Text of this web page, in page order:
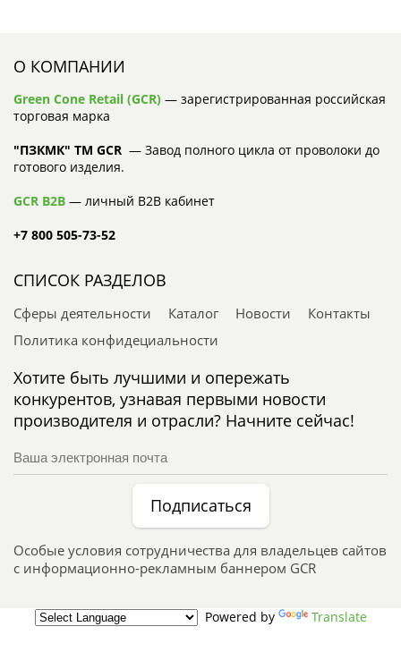
О КОМПАНИИ
Green Cone Retail (GCR) — зарегистрированная российская
торговая марка
"ПЗКМК" TM GCR — Завод полного цикла от проволоки до
готового изделия.
GCR B2B — личный B2B кабинет
+7 800 505-73-52
СПИСОК РАЗДЕЛОВ
Сферы деятельности Каталог Новости
Контакты
Политика конфидециальности
Хотите быть лучшими и опережать
конкурентов, узнавая первыми новости
производителя и отрасли? Начните сейчас!
Подписаться
Особые условия сотрудничества для владельцев сайтов
с информационно-рекламным баннером GCR
Powered by Translate